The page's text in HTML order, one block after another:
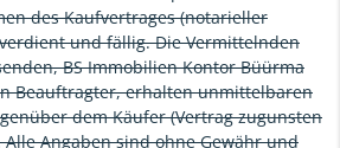
des Kaufvertrages (notarieller
und fällig. Die Vermittelnden
BS Immobilien Kontor Büürma
Beauftragter, erhalten unmittelbaren
dem Käufer (Vertrag zugunsten
Alle Angaben sind ohne Gewähr und